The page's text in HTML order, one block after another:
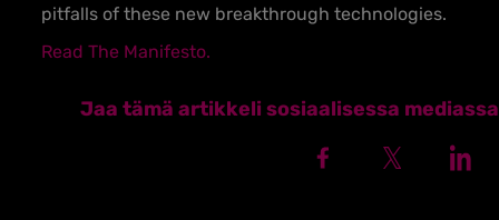
pitfalls of these new breakthrough technologies.
Read The Manifesto.
Jaa tämä artikkeli sosiaalisessa mediassa